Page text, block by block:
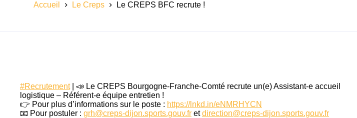
Accueil Le Creps Le CREPS BFC recrute !
#Recrutement| 📣 Le CREPS Bourgogne-Franche-Comté recrute un(e) Assistant-e accueil
logistique – Référent-e équipe entretien !
👉 Pour plus d’informations sur le poste : https://lnkd.in/eNMRHYCN
📧 Pour postuler : grh@creps-dijon.sports.gouv.fr etdirection@creps-dijon.sports.gouv.fr